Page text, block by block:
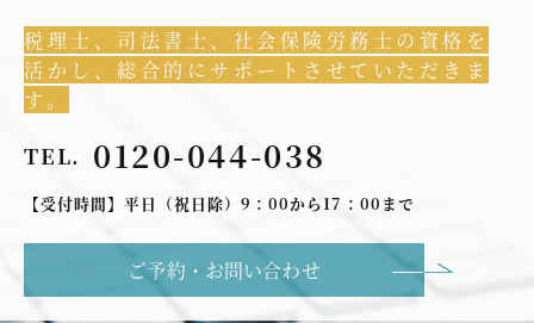
税理士、司法書士、社会保険労務士の資格を
活かし、総合的にサポートさせていただきま
す。
TEL. 0120-044-038
【受付時間】平日（祝日除）9：00から17：00まで
ご予約・お問い合わせ